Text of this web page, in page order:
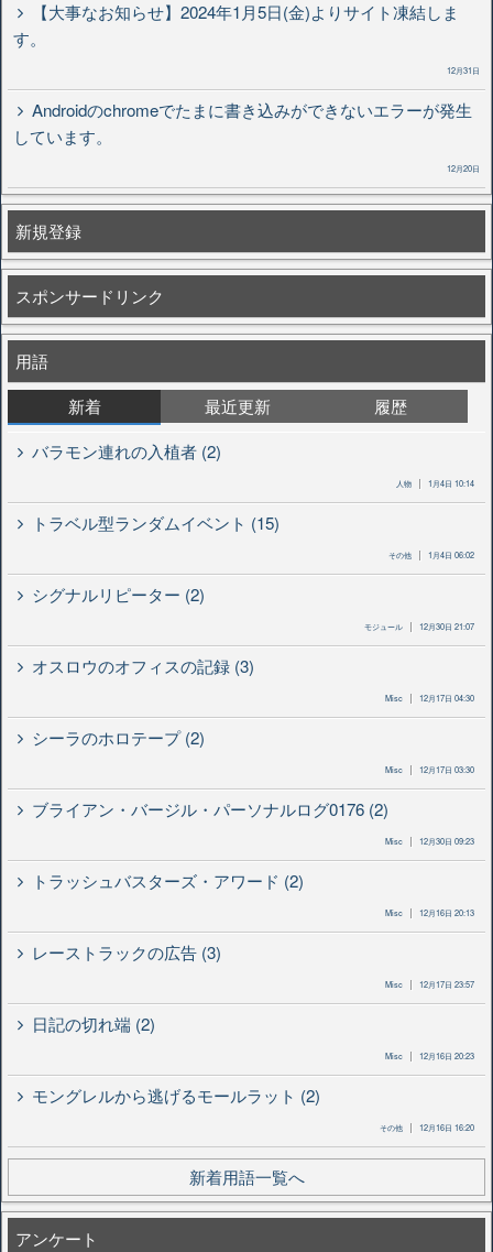
【大事なお知らせ】2024年1月5日(金)よりサイト凍結しま
す。
12月31日
Androidのchromeでたまに書き込みができないエラーが発生
しています。
12月20日
新規登録
スポンサードリンク
用語
新着
最近更新
履歴
バラモン連れの入植者 (2)
人物 1月4日 10:14
トラベル型ランダムイベント (15)
その他 1月4日 06:02
シグナルリピーター (2)
モジュール 12月30日 21:07
オスロウのオフィスの記録 (3)
Misc 12月17日 04:30
シーラのホロテープ (2)
Misc 12月17日 03:30
ブライアン・バージル・パーソナルログ0176 (2)
Misc 12月30日 09:23
トラッシュバスターズ・アワード (2)
Misc 12月16日 20:13
レーストラックの広告 (3)
Misc 12月17日 23:57
日記の切れ端 (2)
Misc 12月16日 20:23
モングレルから逃げるモールラット (2)
その他 12月16日 16:20
新着用語一覧へ
アンケート